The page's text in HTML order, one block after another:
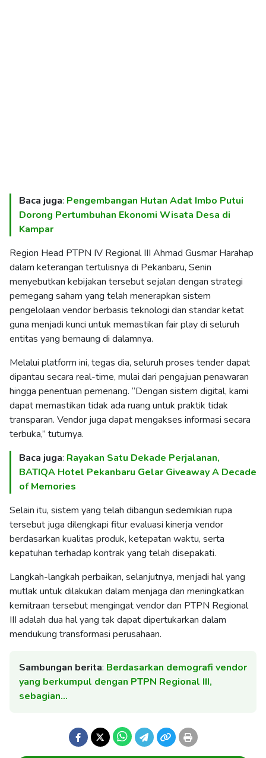
Baca juga: Pengembangan Hutan Adat Imbo Putui
Dorong Pertumbuhan Ekonomi Wisata Desa di
Kampar
Region Head PTPN IV Regional III Ahmad Gusmar Harahap
dalam keterangan tertulisnya di Pekanbaru, Senin
menyebutkan kebijakan tersebut sejalan dengan strategi
pemegang saham yang telah menerapkan sistem
pengelolaan vendor berbasis teknologi dan standar ketat
guna menjadi kunci untuk memastikan fair play di seluruh
entitas yang bernaung di dalamnya.
Melalui platform ini, tegas dia, seluruh proses tender dapat
dipantau secara real-time, mulai dari pengajuan penawaran
hingga penentuan pemenang. “Dengan sistem digital, kami
dapat memastikan tidak ada ruang untuk praktik tidak
transparan. Vendor juga dapat mengakses informasi secara
terbuka,” tuturnya.
Baca juga: Rayakan Satu Dekade Perjalanan,
BATIQA Hotel Pekanbaru Gelar Giveaway A Decade
of Memories
Selain itu, sistem yang telah dibangun sedemikian rupa
tersebut juga dilengkapi fitur evaluasi kinerja vendor
berdasarkan kualitas produk, ketepatan waktu, serta
kepatuhan terhadap kontrak yang telah disepakati.
Langkah-langkah perbaikan, selanjutnya, menjadi hal yang
mutlak untuk dilakukan dalam menjaga dan meningkatkan
kemitraan tersebut mengingat vendor dan PTPN Regional
III adalah dua hal yang tak dapat dipertukarkan dalam
mendukung transformasi perusahaan.
Sambungan berita: Berdasarkan demografi vendor
yang berkumpul dengan PTPN Regional III,
sebagian…